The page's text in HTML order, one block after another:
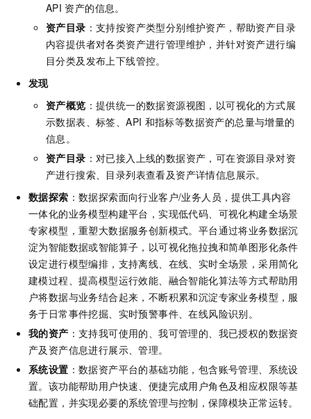
API 资产的信息。
资产目录 ：支持按资产类型分别维护资产，帮助资产目录
内容提供者对各类资产进行管理维护，并针对资产进行编
目分类及发布上下线管控。
发现
资产概览 ：提供统一的数据资源视图，以可视化的方式展
示数据表、标签、API 和指标等数据资产的总量与增量的
信息。
资产目录 ：对已接入上线的数据资产，可在资源目录对资
产进行搜索、目录列表查看及资产详情信息展示。
数据探索 ：数据探索面向行业客户/业务人员，提供工具内容
一体化的业务模型构建平台，实现低代码、可视化构建全场景
专家模型，重塑大数据服务创新模式。平台通过将业务数据沉
淀为智能数据或智能算子，以可视化拖拉拽和简单图形化条件
设定进行模型编排，支持离线、在线、实时全场景，采用简化
建模过程、提高模型运行效能、融合智能化算法等方式帮助用
户将数据与业务结合起来，不断积累和沉淀专家业务模型，服
务于日常事件挖掘、实时预警事件、在线风险识别。
我的资产 ：支持我可使用的、我可管理的、我已授权的数据资
产及资产信息进行展示、管理。
系统设置 ：数据资产平台的基础功能，包含账号管理、系统设
置。该功能帮助用户快速、便捷完成用户角色及相应权限等基
础配置，并实现必要的系统管理与控制，保障模块正常运转。